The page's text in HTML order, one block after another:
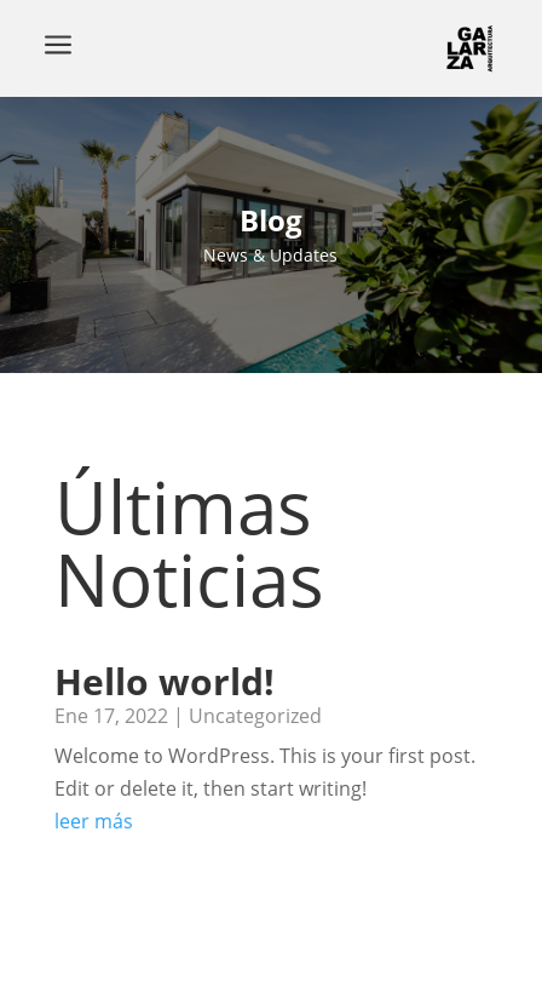
a
Blog
News & Updates
Últimas
Noticias
Hello world!
Ene 17, 2022| Uncategorized
Welcome to WordPress. This is your first post.
Edit or delete it, then start writing!
leer más